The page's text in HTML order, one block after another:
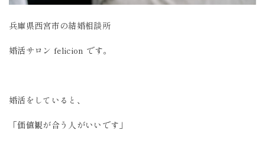
兵庫県西宮市の結婚相談所
婚活サロン felicion です。
婚活をしていると、
「価値観が合う人がいいです」